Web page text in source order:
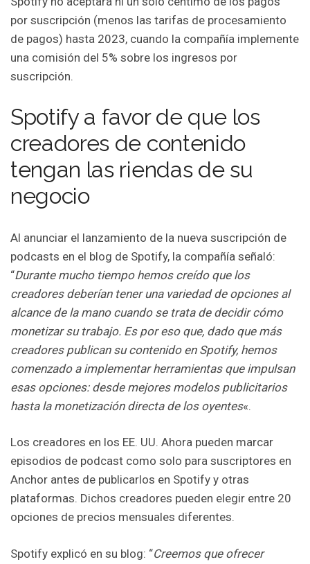
por suscripción (menos las tarifas de procesamiento
de pagos) hasta 2023, cuando la compañía implemente
una comisión del 5% sobre los ingresos por
suscripción.
Spotify a favor de que los
creadores de contenido
tengan las riendas de su
negocio
Al anunciar el lanzamiento de la nueva suscripción de
podcasts en el blog de Spotify, la compañía señaló:
“Durante mucho tiempo hemos creído que los
creadores deberían tener una variedad de opciones al
alcance de la mano cuando se trata de decidir cómo
monetizar su trabajo. Es por eso que, dado que más
creadores publican su contenido en Spotify, hemos
comenzado a implementar herramientas que impulsan
esas opciones: desde mejores modelos publicitarios
hasta la monetización directa de los oyentes«.
Los creadores en los EE. UU. Ahora pueden marcar
episodios de podcast como solo para suscriptores en
Anchor antes de publicarlos en Spotify y otras
plataformas. Dichos creadores pueden elegir entre 20
opciones de precios mensuales diferentes.
Spotify explicó en su blog: “Creemos que ofrecer